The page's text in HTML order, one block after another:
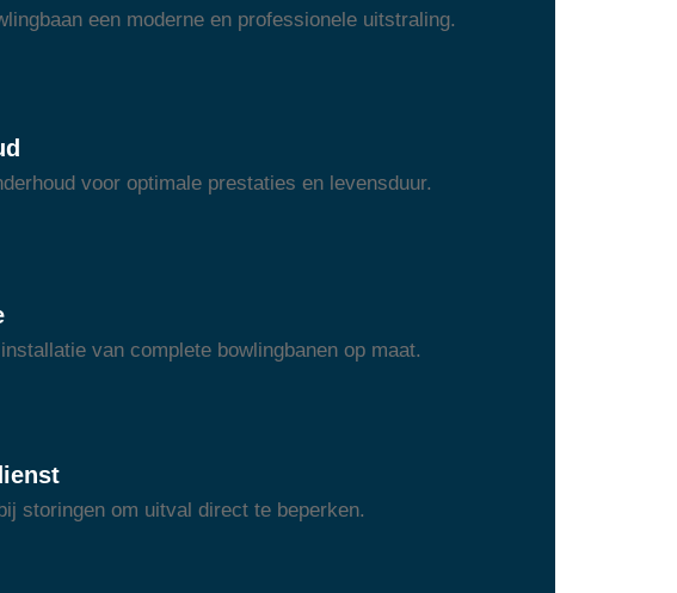
een moderne en professionele uitstraling.
voor optimale prestaties en levensduur.
van complete bowlingbanen op maat.
storingen om uitval direct te beperken.